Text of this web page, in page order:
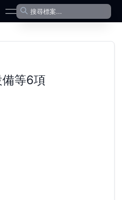
open navigation menu
等6項